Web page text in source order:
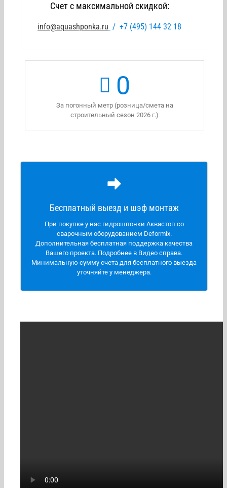
Счет с максимальной скидкой:
info@aquashponka.ru / +7 (495) 144 32 18
0
За погонный метр (розница/смета на
строительный сезон 2026 г.)
Бесплатный выезд и шэф монтаж
При покупке у нас гидрошпонки Аквастоп со
сварочным оборудованием Deformix.
Дополнительная бесплатная поддержка качества
Вашего проекта. Подробнее в Видео справа.
Минимальную сумму счета для бесплатного выезда
уточняйте у менеджера.
Регионы для выезда:
Города и области: Москва, Санкт- Петербург,
Краснодар, Крым, Донецк, Луганск, Херсон,
Запорожская область, Мариуполь, Астрахань,
Волгоград, Кавказ.
В общем, вся центральная часть России, Кавказ,
Южные регионы и новые регионы.